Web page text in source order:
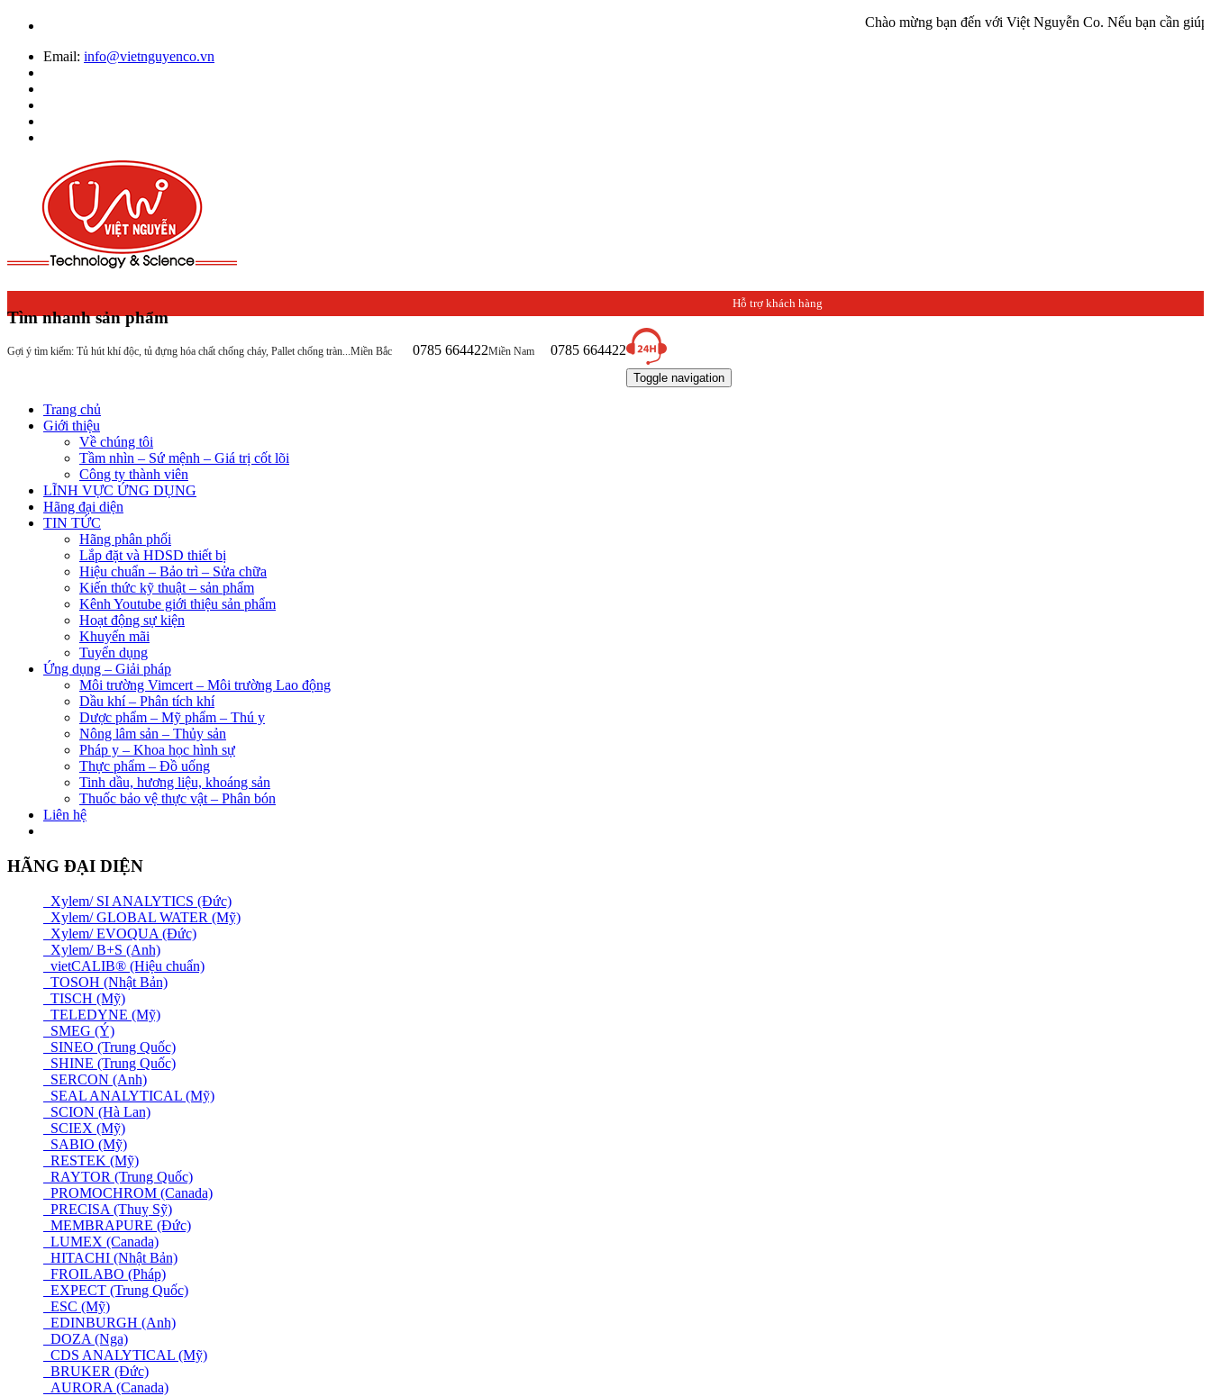
Chào mừng bạn đến với Việt Nguyễn Co. Nếu bạn cần giúp đỡ
Email: info@vietnguyenco.vn
Tìm nhanh sản phẩm
Gợi ý tìm kiếm: Tủ hút khí độc, tủ đựng hóa chất chống cháy, Pallet chống tràn...
Hỗ trợ khách hàng
Miền Bắc 0785 664422Miền Nam 0785 664422
Toggle navigation
Trang chủ
Giới thiệu
Về chúng tôi
Tầm nhìn – Sứ mệnh – Giá trị cốt lõi
Công ty thành viên
LĨNH VỰC ỨNG DỤNG
Hãng đại diện
TIN TỨC
Hãng phân phối
Lắp đặt và HDSD thiết bị
Hiệu chuẩn – Bảo trì – Sửa chữa
Kiến thức kỹ thuật – sản phẩm
Kênh Youtube giới thiệu sản phẩm
Hoạt động sự kiện
Khuyến mãi
Tuyển dụng
Ứng dụng – Giải pháp
Môi trường Vimcert – Môi trường Lao động
Dầu khí – Phân tích khí
Dược phẩm – Mỹ phẩm – Thú y
Nông lâm sản – Thủy sản
Pháp y – Khoa học hình sự
Thực phẩm – Đồ uống
Tinh dầu, hương liệu, khoáng sản
Thuốc bảo vệ thực vật – Phân bón
Liên hệ
HÃNG ĐẠI DIỆN
Xylem/ SI ANALYTICS (Đức)
Xylem/ GLOBAL WATER (Mỹ)
Xylem/ EVOQUA (Đức)
Xylem/ B+S (Anh)
vietCALIB® (Hiệu chuẩn)
TOSOH (Nhật Bản)
TISCH (Mỹ)
TELEDYNE (Mỹ)
SMEG (Ý)
SINEO (Trung Quốc)
SHINE (Trung Quốc)
SERCON (Anh)
SEAL ANALYTICAL (Mỹ)
SCION (Hà Lan)
SCIEX (Mỹ)
SABIO (Mỹ)
RESTEK (Mỹ)
RAYTOR (Trung Quốc)
PROMOCHROM (Canada)
PRECISA (Thuỵ Sỹ)
MEMBRAPURE (Đức)
LUMEX (Canada)
HITACHI (Nhật Bản)
FROILABO (Pháp)
EXPECT (Trung Quốc)
ESC (Mỹ)
EDINBURGH (Anh)
DOZA (Nga)
CDS ANALYTICAL (Mỹ)
BRUKER (Đức)
AURORA (Canada)